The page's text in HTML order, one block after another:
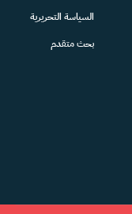
السياسة التحريرية
بحث متقدم